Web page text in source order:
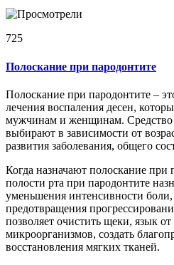
725
Полоскание при пародонтите
Полоскание при пародонтите –
лечения воспаления десен,
мужчинам и женщинам. Средство
выбирают в зависимости от
развития заболевания, общего
Когда назначают полоскание
полости рта при пародонтите
уменьшения интенсивности
предотвращения
позволяет очистить щеки, язык
микроорганизмов, создать
восстановления мягких тканей.